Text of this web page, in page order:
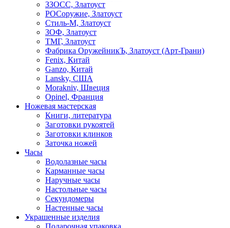
ЗЗОСС, Златоуст
РОСоружие, Златоуст
Стиль-М, Златоуст
ЗОФ, Златоуст
ТМГ, Златоуст
Фабрика ОружейникЪ, Златоуст (Арт-Грани)
Fenix, Китай
Ganzo, Китай
Lansky, США
Morakniv, Швеция
Opinel, Франция
Ножевая мастерская
Книги, литература
Заготовки рукоятей
Заготовки клинков
Заточка ножей
Часы
Водолазные часы
Карманные часы
Наручные часы
Настольные часы
Секундомеры
Настенные часы
Украшенные изделия
Подарочная упаковка